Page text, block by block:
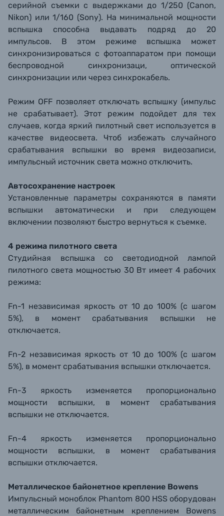
серийной съемки с выдержками до 1/250 (Canon,
Nikon) или 1/160 (Sony). На минимальной мощности
вспышка способна выдавать подряд до 20
импульсов. В этом режиме вспышка может
синхронизироваться с фотоаппаратом при помощи
беспроводной синхронизаци, оптической
синхронизации или через синхрокабель.
Режим OFF позволяет отключать вспышку (импульс
не срабатывает). Этот режим подойдет для тех
случаев, когда яркий пилотный свет используется в
качестве видеосвета. Чтоб избежать случайного
срабатывания вспышки во время видеозаписи,
импульсный источник света можно отключить.
Автосохранение настроек
Установленные параметры сохраняются в памяти
вспышки автоматически и при следующем
включении позволяют быстро вернуться к съемке.
4 режима пилотного света
Студийная вспышка со светодиодной лампой
пилотного света мощностью 30 Вт имеет 4 рабочих
режима:
Fn-1 независимая яркость от 10 до 100% (с шагом
5%), в момент срабатывания вспышки не
отключается.
Fn-2 независимая яркость от 10 до 100% (с шагом
5%), в момент срабатывания вспышки отключается.
Fn-3 яркость изменяется пропорционально
мощности вспышки, в момент срабатывания
вспышки не отключается.
Fn-4 яркость изменяется пропорционально
мощности вспышки, в момент срабатывания
вспышки отключается.
Металлическое байонетное крепление Bowens
Импульсный моноблок Phantom 800 HSS оборудован
металлическим байонетным креплением Bowens